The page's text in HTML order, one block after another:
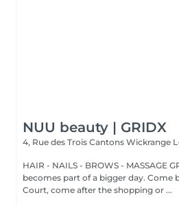
NUU beauty | GRIDX
4, Rue des Trois Cantons Wickrange
HAIR - NAILS - BROWS - MASSAGE
becomes part of a bigger day. Come
Court, come after the shopping or ...